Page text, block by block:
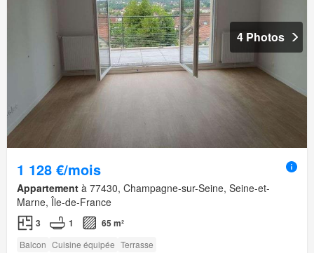
4 Photos
1 128 €/mois
Appartement à 77430, Champagne-sur-Seine, Seine-et-
Marne, Île-de-France
3 1 65 m²
Balcon Cuisine équipée Terrasse